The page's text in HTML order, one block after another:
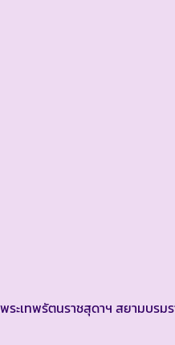
ะเทพรัตนราชสุดาฯ สยามบรม